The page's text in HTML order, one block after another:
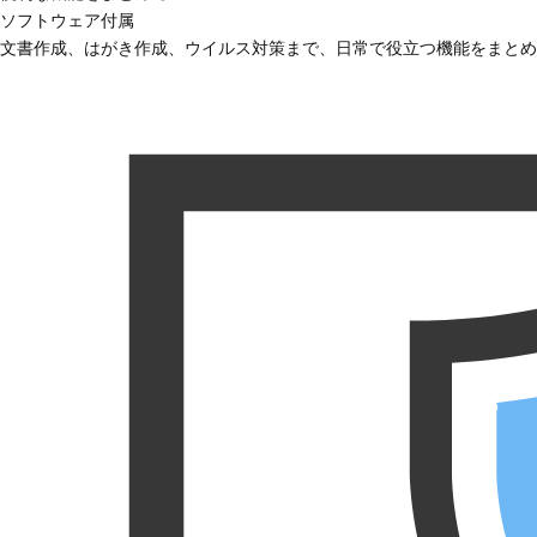
ソフトウェア付属
文書作成、はがき作成、ウイルス対策まで、日常で役立つ機能をまと